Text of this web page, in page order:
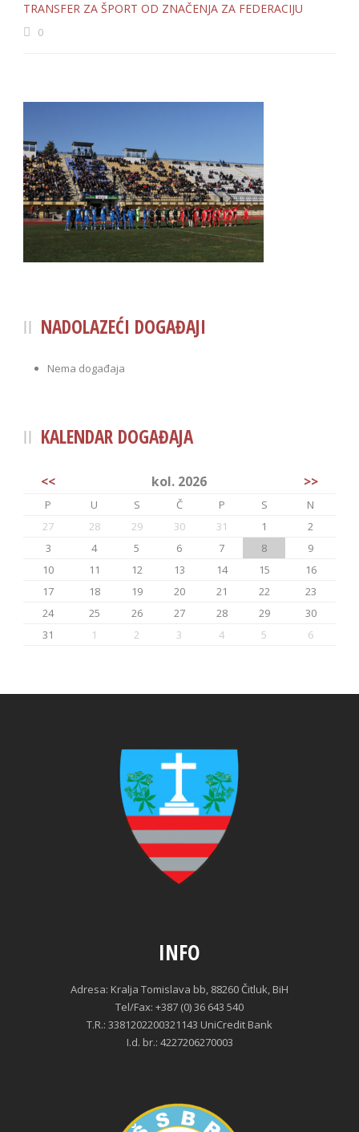
TRANSFER ZA ŠPORT OD ZNAČENJA ZA FEDERACIJU
0
NADOLAZEĆI DOGAĐAJI
Nema događaja
KALENDAR DOGAĐAJA
<< kol. 2026 >>
P U S Č P S
N
27
28 29 30 31 1
2
3
4 5 6 7 8
9
10
11 12 13 14 15
16
17
18 19 20 21 22
23
24
25 26 27 28 29
30
31
1 2 3 4 5 6
INFO
Adresa: Kralja Tomislava bb, 88260 Čitluk, BiH
Tel/Fax: +387 (0) 36 643 540
T.R.: 3381202200321143 UniCredit Bank
I.d. br.: 4227206270003